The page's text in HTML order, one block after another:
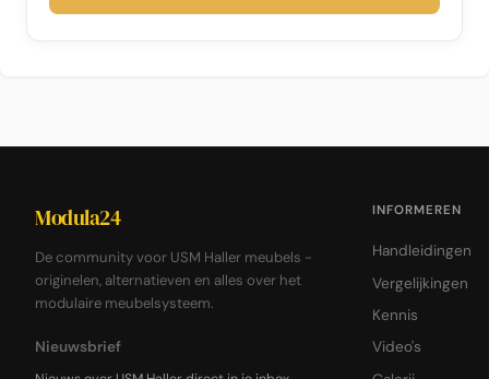
Modula24
De community voor USM Haller meubels -
originelen, alternatieven en alles over het
modulaire meubelsysteem.
Nieuwsbrief
INFORMEREN
Handleidingen
Vergelijkingen
Kennis
Video's